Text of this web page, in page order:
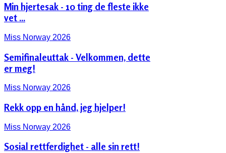
Min hjertesak - 10 ting de fleste ikke
vet ...
Miss Norway 2026
Semifinaleuttak - Velkommen, dette
er meg!
Miss Norway 2026
Rekk opp en hånd, jeg hjelper!
Miss Norway 2026
Sosial rettferdighet - alle sin rett!